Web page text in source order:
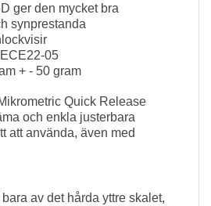
ger den mycket bra
synprestanda
05
+ - 50 gram
ikrometric Quick Release
och enkla justerbara
att använda, även med
bara av det hårda yttre skalet,